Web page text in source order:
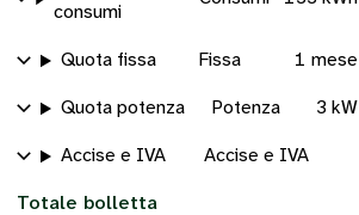
consumi
Quota fissa Fissa 1 mese
Quota potenza Potenza 3 kW
Accise e IVA Accise e IVA
Totale bolletta